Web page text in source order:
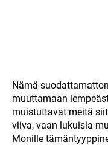
Nämä
muuttamaan
muistuttavat meitä
viiva, vaan lukuisia
Monille